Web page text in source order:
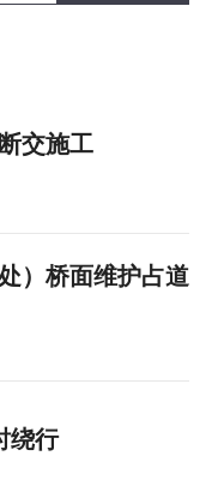
交施工
）桥面维护占道
绕行